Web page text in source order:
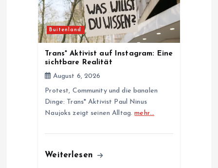
Buitenland
Trans* Aktivist auf Instagram: Eine
sichtbare Realität
August 6, 2026
Protest, Community und die banalen
Dinge: Trans* Aktivist Paul Ninus
Naujoks zeigt seinen Alltag.mehr…
Weiterlesen